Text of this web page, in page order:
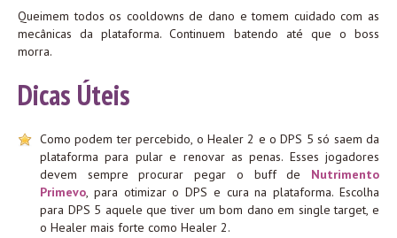
Queimem todos os cooldowns de dano e tomem cuidado com as
mecânicas da plataforma. Continuem batendo até que o boss
morra.
Dicas Úteis
Como podem ter percebido, o Healer 2 e o DPS 5 só saem da
plataforma para pular e renovar as penas. Esses jogadores
devem sempre procurar pegar o buff de Nutrimento
Primevo, para otimizar o DPS e cura na plataforma. Escolha
para DPS 5 aquele que tiver um bom dano em single target, e
o Healer mais forte como Healer 2.